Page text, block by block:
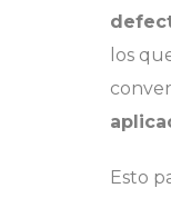
los
Esto